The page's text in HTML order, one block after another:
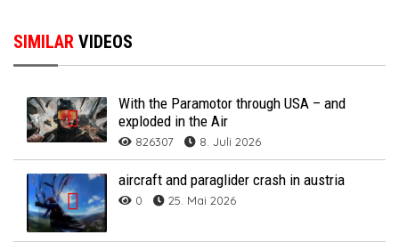
SIMILAR VIDEOS
With the Paramotor through USA – and
exploded in the Air
826307 8. Juli 2026
aircraft and paraglider crash in austria
0 25. Mai 2026